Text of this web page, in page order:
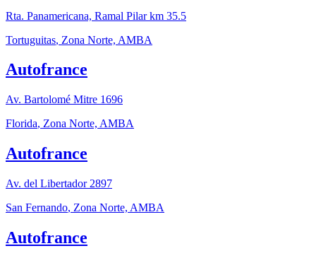
Rta. Panamericana, Ramal Pilar km 35.5
Tortuguitas, Zona Norte, AMBA
Autofrance
Av. Bartolomé Mitre 1696
Florida, Zona Norte, AMBA
Autofrance
Av. del Libertador 2897
San Fernando, Zona Norte, AMBA
Autofrance